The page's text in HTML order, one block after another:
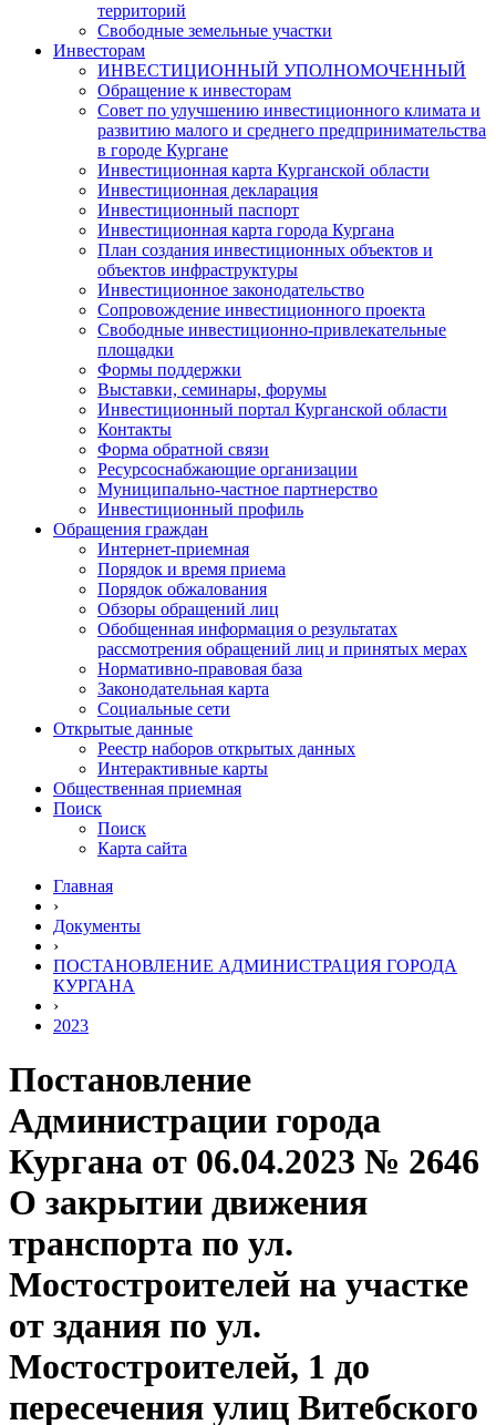
территорий
Свободные земельные участки
Инвесторам
ИНВЕСТИЦИОННЫЙ УПОЛНОМОЧЕННЫЙ
Обращение к инвесторам
Совет по улучшению инвестиционного климата и
развитию малого и среднего предпринимательства
в городе Кургане
Инвестиционная карта Курганской области
Инвестиционная декларация
Инвестиционный паспорт
Инвестиционная карта города Кургана
План создания инвестиционных объектов и
объектов инфраструктуры
Инвестиционное законодательство
Сопровождение инвестиционного проекта
Свободные инвестиционно-привлекательные
площадки
Формы поддержки
Выставки, семинары, форумы
Инвестиционный портал Курганской области
Контакты
Форма обратной связи
Ресурсоснабжающие организации
Муниципально-частное партнерство
Инвестиционный профиль
Обращения граждан
Интернет-приемная
Порядок и время приема
Порядок обжалования
Обзоры обращений лиц
Обобщенная информация о результатах
рассмотрения обращений лиц и принятых мерах
Нормативно-правовая база
Законодательная карта
Социальные сети
Открытые данные
Реестр наборов открытых данных
Интерактивные карты
Общественная приемная
Поиск
Поиск
Карта сайта
Главная
›
Документы
›
ПОСТАНОВЛЕНИЕ АДМИНИСТРАЦИЯ ГОРОДА
КУРГАНА
›
2023
Постановление
Администрации города
Кургана от 06.04.2023 № 2646
О закрытии движения
транспорта по ул.
Мостостроителей на участке
от здания по ул.
Мостостроителей, 1 до
пересечения улиц Витебского